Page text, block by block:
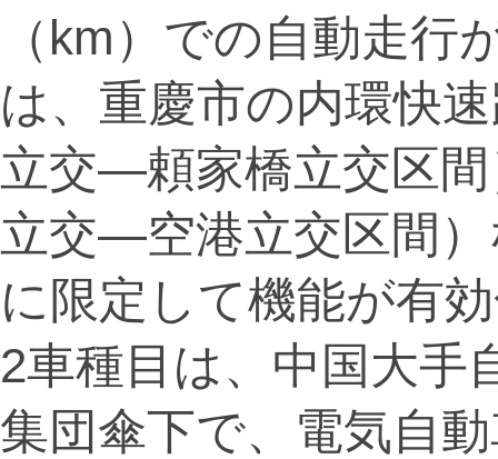
（km）での自動走行
は、重慶市の内環快
立交―頼家橋立交区
立交―空港立交区間
に限定して機能が有
2車種目は、中国大手
集団傘下で、電気自